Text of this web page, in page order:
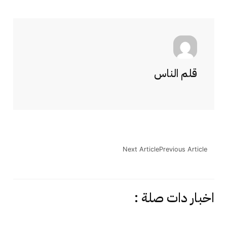
قلم الناس
Previous Article
Next Article
اخبار دات صلة :